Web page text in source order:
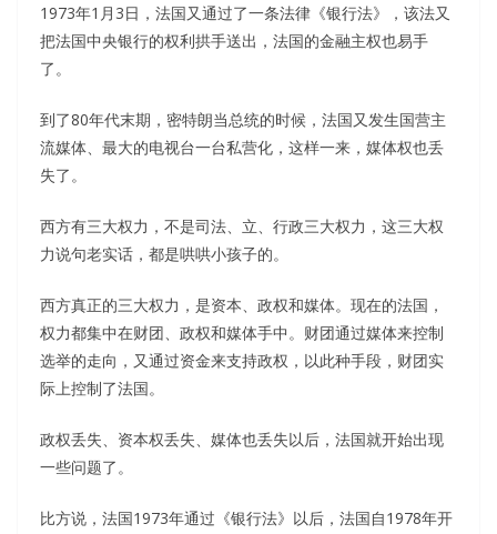
1973年1月3日，法国又通过了一条法律《银行法》，该法又
把法国中央银行的权利拱手送出，法国的金融主权也易手
了。
到了80年代末期，密特朗当总统的时候，法国又发生国营主
流媒体、最大的电视台一台私营化，这样一来，媒体权也丢
失了。
西方有三大权力，不是司法、立、行政三大权力，这三大权
力说句老实话，都是哄哄小孩子的。
西方真正的三大权力，是资本、政权和媒体。现在的法国，
权力都集中在财团、政权和媒体手中。财团通过媒体来控制
选举的走向，又通过资金来支持政权，以此种手段，财团实
际上控制了法国。
政权丢失、资本权丢失、媒体也丢失以后，法国就开始出现
一些问题了。
比方说，法国1973年通过《银行法》以后，法国自1978年开